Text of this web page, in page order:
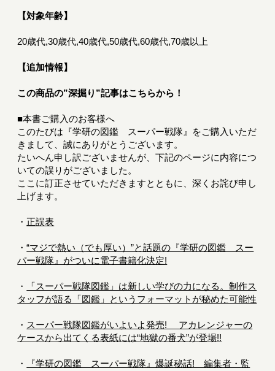
【対象年齢】
20歳代,30歳代,40歳代,50歳代,60歳代,70歳以上
【追加情報】
この商品の”深掘り”記事はこちらから！
■本書ご購入のお客様へ
このたびは『学研の図鑑 スーパー戦隊』をご購入いただ
きまして、誠にありがとうございます。
たいへん申し訳ございませんが、下記のページに内容につ
いての誤りがございました。
ここに訂正させていただきますとともに、深くお詫び申し
上げます。
・ 正誤表
・“マジで熱い（でも厚い）”と話題の『学研の図鑑 スー
パー戦隊』がついに電子書籍化決定!
・
「スーパー戦隊図鑑」は新しい学びの力になる。制作ス
タッフが語る「図鑑」というフォーマットが秘めた可能性
・ スーパー戦隊図鑑がいよいよ発売! アカレンジャーの
ケースから出てくる表紙には“地獄の番犬”が登場!!
・ 『学研の図鑑 スーパー戦隊』爆誕秘話! 編集者・監